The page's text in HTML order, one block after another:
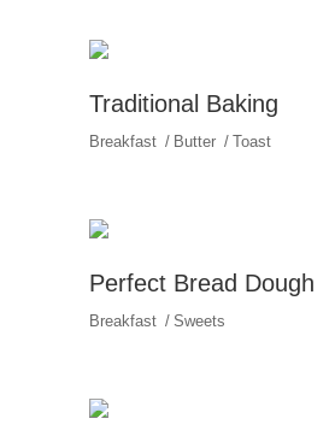
Traditional Baking
Breakfast Butter Toast
Perfect Bread Dough
Breakfast Sweets